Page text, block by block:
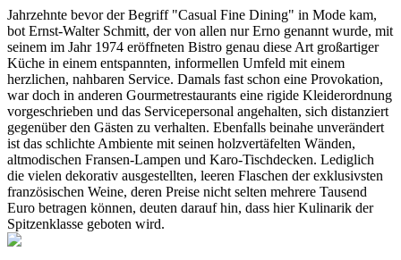
Jahrzehnte bevor der Begriff "Casual Fine Dining" in Mode kam,
bot Ernst-Walter Schmitt, der von allen nur Erno genannt wurde, mit
seinem im Jahr 1974 eröffneten Bistro genau diese Art großartiger
Küche in einem entspannten, informellen Umfeld mit einem
herzlichen, nahbaren Service. Damals fast schon eine Provokation,
war doch in anderen Gourmetrestaurants eine rigide Kleiderordnung
vorgeschrieben und das Servicepersonal angehalten, sich distanziert
gegenüber den Gästen zu verhalten. Ebenfalls beinahe unverändert
ist das schlichte Ambiente mit seinen holzvertäfelten Wänden,
altmodischen Fransen-Lampen und Karo-Tischdecken. Lediglich
die vielen dekorativ ausgestellten, leeren Flaschen der exklusivsten
französischen Weine, deren Preise nicht selten mehrere Tausend
Euro betragen können, deuten darauf hin, dass hier Kulinarik der
Spitzenklasse geboten wird.